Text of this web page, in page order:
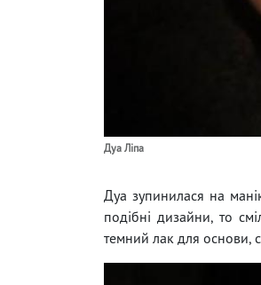
Дуа Ліпа
Дуа зупинилася на
подібні дизайни, то
темний лак для основи,